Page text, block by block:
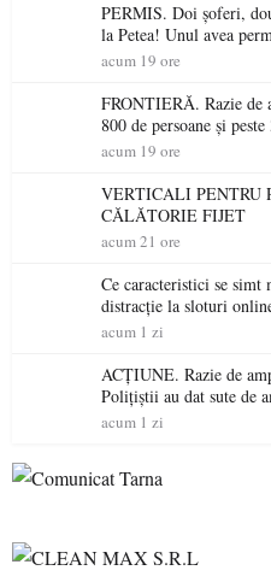
PERMIS. Doi șoferi,
la Petea! Unul avea
niciodată permis
acum 19 ore
FRONTIERĂ. Razie de
800 de persoane și
acum 19 ore
VERTICALI PENTRU
CĂLĂTORIE FIJET
acum 21 ore
Ce caracteristici se simt
distracție la sloturi
acum 1 zi
ACȚIUNE. Razie de
Polițiștii au dat sute de
permis într-o singură zi
acum 1 zi